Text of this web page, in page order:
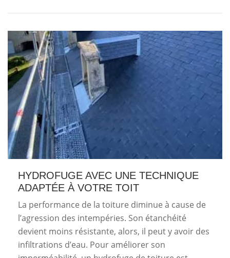
HYDROFUGE AVEC UNE TECHNIQUE
ADAPTÉE À VOTRE TOIT
La performance de la toiture diminue à cause de
l’agression des intempéries. Son étanchéité
devient moins résistante, alors, il peut y avoir des
infiltrations d’eau. Pour améliorer son